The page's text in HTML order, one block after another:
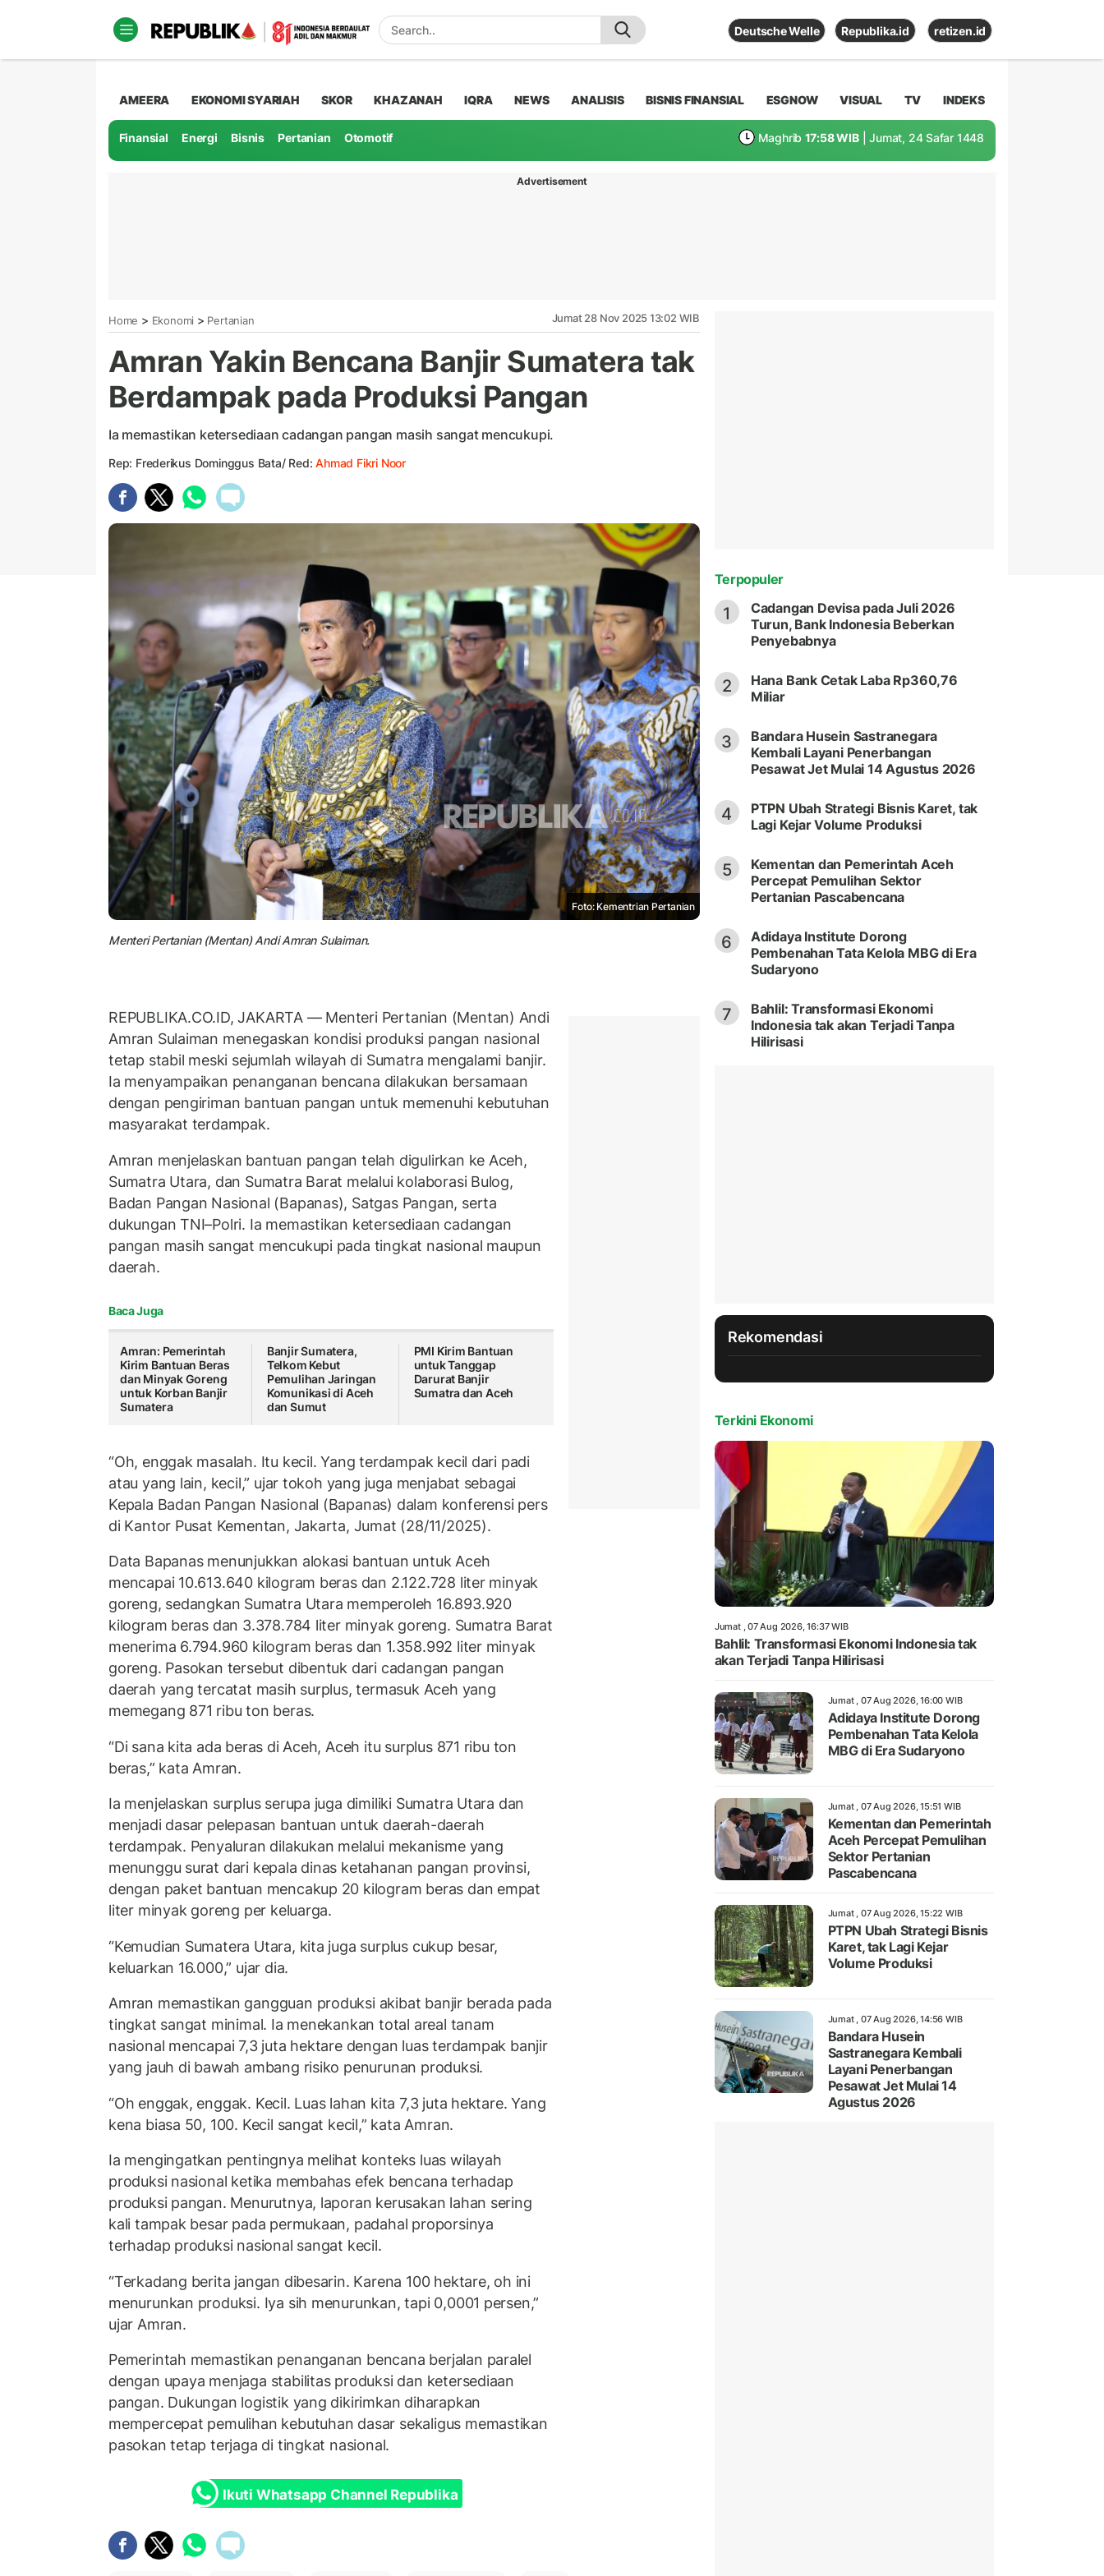
Deutsche Welle Republika.id retizen.id
AMEERA EKONOMI SYARIAH SKOR KHAZANAH IQRA NEWS ANALISIS BISNIS FINANSIAL ESGNOW VISUAL TV INDEKS
Finansial Energi Bisnis Pertanian Otomotif Maghrib 17:58 WIB | Jumat, 24 Safar 1448
Advertisement
Home > Ekonomi > Pertanian Jumat 28 Nov 2025 13:02 WIB
Amran Yakin Bencana Banjir Sumatera tak
Berdampak pada Produksi Pangan
Ia memastikan ketersediaan cadangan pangan masih sangat mencukupi.
Rep: Frederikus Dominggus Bata/ Red:Ahmad Fikri Noor
Foto: Kementrian Pertanian
Menteri Pertanian (Mentan) Andi Amran Sulaiman.
REPUBLIKA.CO.ID, JAKARTA — Menteri Pertanian (Mentan) Andi
Amran Sulaiman menegaskan kondisi produksi pangan nasional
tetap stabil meski sejumlah wilayah di Sumatra mengalami banjir.
Ia menyampaikan penanganan bencana dilakukan bersamaan
dengan pengiriman bantuan pangan untuk memenuhi kebutuhan
masyarakat terdampak.
Amran menjelaskan bantuan pangan telah digulirkan ke Aceh,
Sumatra Utara, dan Sumatra Barat melalui kolaborasi Bulog,
Badan Pangan Nasional (Bapanas), Satgas Pangan, serta
dukungan TNI–Polri. Ia memastikan ketersediaan cadangan
pangan masih sangat mencukupi pada tingkat nasional maupun
daerah.
Baca Juga
Amran: Pemerintah
Kirim Bantuan Beras
dan Minyak Goreng
untuk Korban Banjir
Sumatera
Banjir Sumatera,
Telkom Kebut
Pemulihan Jaringan
Komunikasi di Aceh
dan Sumut
PMI Kirim Bantuan
untuk Tanggap
Darurat Banjir
Sumatra dan Aceh
“Oh, enggak masalah. Itu kecil. Yang terdampak kecil dari padi
atau yang lain, kecil,” ujar tokoh yang juga menjabat sebagai
Kepala Badan Pangan Nasional (Bapanas) dalam konferensi pers
di Kantor Pusat Kementan, Jakarta, Jumat (28/11/2025).
Data Bapanas menunjukkan alokasi bantuan untuk Aceh
mencapai 10.613.640 kilogram beras dan 2.122.728 liter minyak
goreng, sedangkan Sumatra Utara memperoleh 16.893.920
kilogram beras dan 3.378.784 liter minyak goreng. Sumatra Barat
menerima 6.794.960 kilogram beras dan 1.358.992 liter minyak
goreng. Pasokan tersebut dibentuk dari cadangan pangan
daerah yang tercatat masih surplus, termasuk Aceh yang
memegang 871 ribu ton beras.
“Di sana kita ada beras di Aceh, Aceh itu surplus 871 ribu ton
beras,” kata Amran.
Ia menjelaskan surplus serupa juga dimiliki Sumatra Utara dan
menjadi dasar pelepasan bantuan untuk daerah-daerah
terdampak. Penyaluran dilakukan melalui mekanisme yang
menunggu surat dari kepala dinas ketahanan pangan provinsi,
dengan paket bantuan mencakup 20 kilogram beras dan empat
liter minyak goreng per keluarga.
“Kemudian Sumatera Utara, kita juga surplus cukup besar,
keluarkan 16.000,” ujar dia.
Amran memastikan gangguan produksi akibat banjir berada pada
tingkat sangat minimal. Ia menekankan total areal tanam
nasional mencapai 7,3 juta hektare dengan luas terdampak banjir
yang jauh di bawah ambang risiko penurunan produksi.
“Oh enggak, enggak. Kecil. Luas lahan kita 7,3 juta hektare. Yang
kena biasa 50, 100. Kecil sangat kecil,” kata Amran.
Ia mengingatkan pentingnya melihat konteks luas wilayah
produksi nasional ketika membahas efek bencana terhadap
produksi pangan. Menurutnya, laporan kerusakan lahan sering
kali tampak besar pada permukaan, padahal proporsinya
terhadap produksi nasional sangat kecil.
“Terkadang berita jangan dibesarin. Karena 100 hektare, oh ini
menurunkan produksi. Iya sih menurunkan, tapi 0,0001 persen,”
ujar Amran.
Pemerintah memastikan penanganan bencana berjalan paralel
dengan upaya menjaga stabilitas produksi dan ketersediaan
pangan. Dukungan logistik yang dikirimkan diharapkan
mempercepat pemulihan kebutuhan dasar sekaligus memastikan
pasokan tetap terjaga di tingkat nasional.
Ikuti Whatsapp Channel Republika
Terpopuler
1
Cadangan Devisa pada Juli 2026
Turun, Bank Indonesia Beberkan
Penyebabnya
2
Hana Bank Cetak Laba Rp360,76
Miliar
3
Bandara Husein Sastranegara
Kembali Layani Penerbangan
Pesawat Jet Mulai 14 Agustus 2026
4
PTPN Ubah Strategi Bisnis Karet, tak
Lagi Kejar Volume Produksi
5
Kementan dan Pemerintah Aceh
Percepat Pemulihan Sektor
Pertanian Pascabencana
6
Adidaya Institute Dorong
Pembenahan Tata Kelola MBG di Era
Sudaryono
7
Bahlil: Transformasi Ekonomi
Indonesia tak akan Terjadi Tanpa
Hilirisasi
Rekomendasi
Terkini Ekonomi
Jumat , 07 Aug 2026, 16:37 WIB
Bahlil: Transformasi Ekonomi Indonesia tak
akan Terjadi Tanpa Hilirisasi
Jumat , 07 Aug 2026, 16:00 WIB
Adidaya Institute Dorong
Pembenahan Tata Kelola
MBG di Era Sudaryono
Jumat , 07 Aug 2026, 15:51 WIB
Kementan dan Pemerintah
Aceh Percepat Pemulihan
Sektor Pertanian
Pascabencana
Jumat , 07 Aug 2026, 15:22 WIB
PTPN Ubah Strategi Bisnis
Karet, tak Lagi Kejar
Volume Produksi
Jumat , 07 Aug 2026, 14:56 WIB
Bandara Husein
Sastranegara Kembali
Layani Penerbangan
Pesawat Jet Mulai 14
Agustus 2026